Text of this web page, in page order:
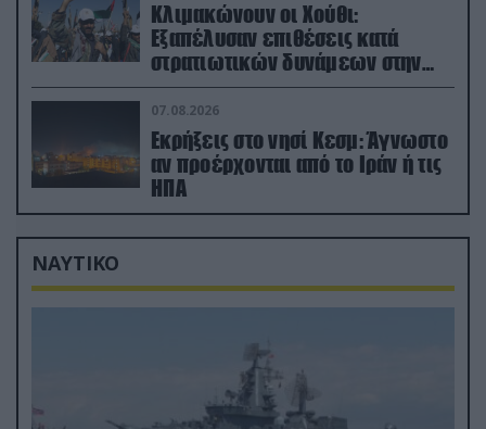
Κλιμακώνουν οι Χούθι:
Eξαπέλυσαν επιθέσεις κατά
στρατιωτικών δυνάμεων στην
Υεμένη – Πλήγματα & στη
Σαουδική Αραβία!
07.08.2026
Εκρήξεις στο νησί Κεσμ: Άγνωστο
αν προέρχονται από το Ιράν ή τις
ΗΠΑ
ΝΑΥΤΙΚΟ